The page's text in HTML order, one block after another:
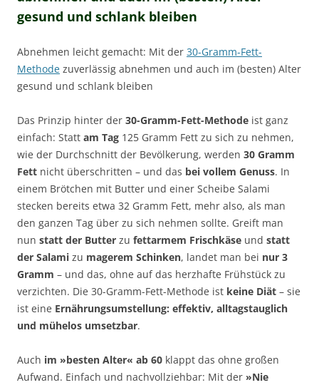
gesund und schlank bleiben
Abnehmen leicht gemacht: Mit der 30-Gramm-Fett-
Methode zuverlässig abnehmen und auch im (besten) Alter
gesund und schlank bleiben
Das Prinzip hinter der 30-Gramm-Fett-Methode ist ganz
einfach: Statt am Tag 125 Gramm Fett zu sich zu nehmen,
wie der Durchschnitt der Bevölkerung, werden 30 Gramm
Fett nicht überschritten – und das bei vollem Genuss. In
einem Brötchen mit Butter und einer Scheibe Salami
stecken bereits etwa 32 Gramm Fett, mehr also, als man
den ganzen Tag über zu sich nehmen sollte. Greift man
nun statt der Butter zu fettarmem Frischkäse und statt
der Salami zu magerem Schinken, landet man bei nur 3
Gramm – und das, ohne auf das herzhafte Frühstück zu
verzichten. Die 30-Gramm-Fett-Methode ist keine Diät – sie
ist eine Ernährungsumstellung: effektiv, alltagstauglich
und mühelos umsetzbar.
Auch im »besten Alter« ab 60 klappt das ohne großen
Aufwand. Einfach und nachvollziehbar: Mit der »Nie